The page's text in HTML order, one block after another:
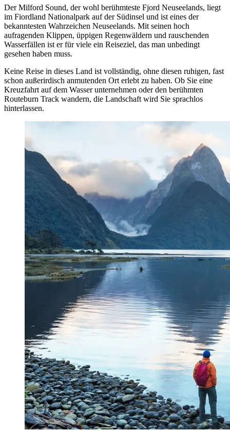
Der Milford Sound, der wohl berühmteste Fjord Neuseelands, liegt
im Fiordland Nationalpark auf der Südinsel und ist eines der
bekanntesten Wahrzeichen Neuseelands. Mit seinen hoch
aufragenden Klippen, üppigen Regenwäldern und rauschenden
Wasserfällen ist er für viele ein Reiseziel, das man unbedingt
gesehen haben muss.
Keine Reise in dieses Land ist vollständig, ohne diesen ruhigen, fast
schon außerirdisch anmutenden Ort erlebt zu haben. Ob Sie eine
Kreuzfahrt auf dem Wasser unternehmen oder den berühmten
Routeburn Track wandern, die Landschaft wird Sie sprachlos
hinterlassen.